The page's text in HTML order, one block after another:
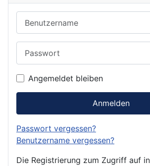
Angemeldet bleiben
Anmelden
Passwort vergessen?
Benutzername vergessen?
Die Registrierung zum Zugriff auf